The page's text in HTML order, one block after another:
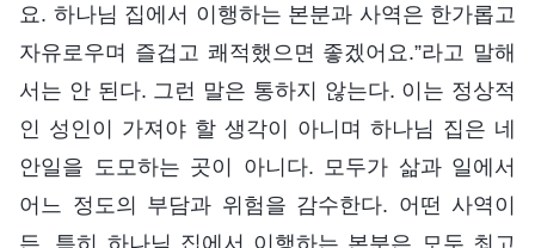
요. 하나님 집에서 이행하는 본분과 사역은 한가롭고
자유로우며 즐겁고 쾌적했으면 좋겠어요.”라고 말해
서는 안 된다. 그런 말은 통하지 않는다. 이는 정상적
인 성인이 가져야 할 생각이 아니며 하나님 집은 네
안일을 도모하는 곳이 아니다. 모두가 삶과 일에서
어느 정도의 부담과 위험을 감수한다. 어떤 사역이
든, 특히 하나님 집에서 이행하는 본분은 모두 최고